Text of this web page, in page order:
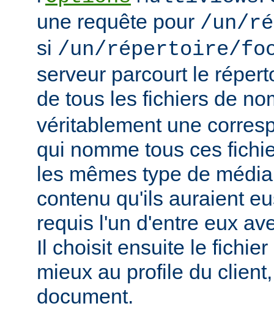
une requête pour /un/
si /un/répertoire/
serveur parcourt le
de tous les fichiers de
véritablement une
qui nomme tous ces
les mêmes type de
contenu qu'ils auraient
requis l'un d'entre eux
Il choisit ensuite le
mieux au profile du
document.